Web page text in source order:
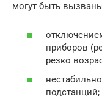
могут быть
приборов
резко
подстанций;